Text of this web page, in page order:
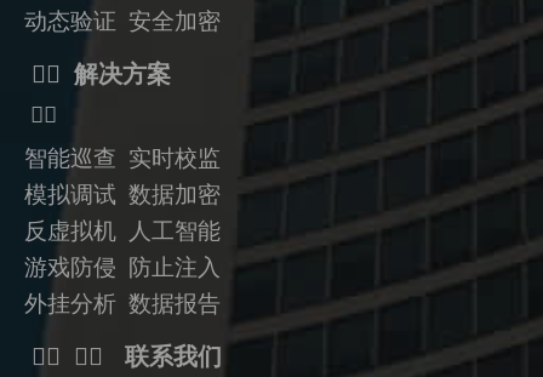
动态验证 安全加密
ᅟᅠ 解决方案
ᅟᅠ
智能巡查 实时校监
模拟调试 数据加密
反虚拟机
人工智能
游戏防侵 防止注入
外挂分析 数据报告
ᅟᅠ ᅟᅠ 联系我们